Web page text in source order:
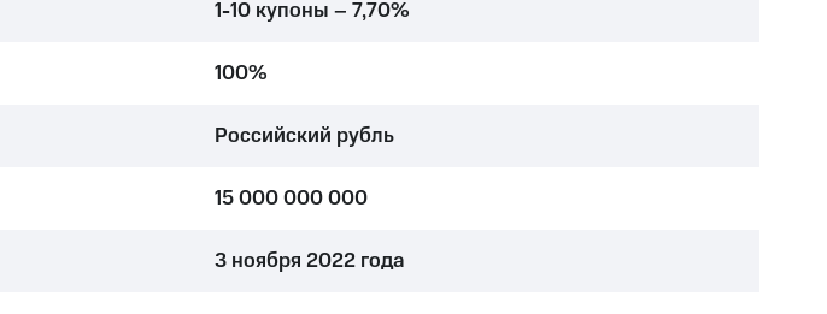
1-10 купоны – 7,70%
100%
Российский рубль
15 000 000 000
3 ноября 2022 года